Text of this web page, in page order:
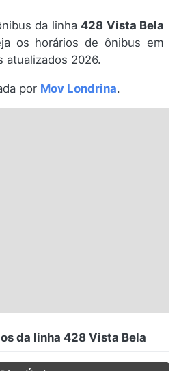
da linha428 Vista Bela
os horários de ônibus em
atualizados 2026.
por Mov Londrina.
da linha 428 Vista Bela